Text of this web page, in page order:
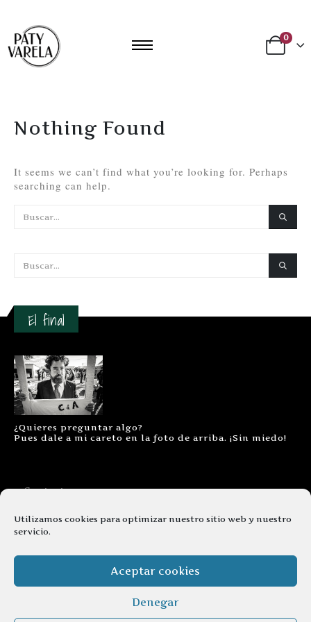
Utilizamos cookies para optimizar nuestro sitio web y nuestro
servicio.
Aceptar cookies
Denegar
0
Nothing Found
It seems we can’t find what you’re looking for. Perhaps
searching can help.
El final
¿Quieres preguntar algo?
Pues dale a mi careto en la foto de arriba. ¡Sin miedo!
Contacto
Aviso legal